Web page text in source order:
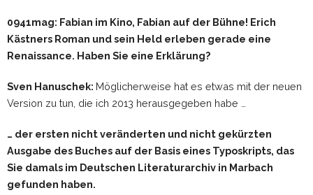
0941mag: Fabian im Kino, Fabian auf der Bühne! Erich
Kästners Roman und sein Held erleben gerade eine
Renaissance. Haben Sie eine Erklärung?
Sven Hanuschek: Möglicherweise hat es etwas mit der neuen
Version zu tun, die ich 2013 herausgegeben habe …
… der ersten nicht veränderten und nicht gekürzten
Ausgabe des Buches auf der Basis eines Typoskripts, das
Sie damals im Deutschen Literaturarchiv in Marbach
gefunden haben.